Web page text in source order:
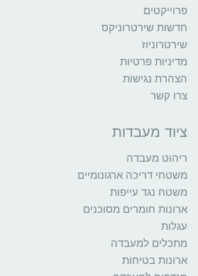
פרוייקטים
חדשות שירטרוניקס
שירטרוניוז
מדיניות פרטיות
הצהרת נגישות
צרו קשר
ציוד מעבדות
ריהוט מעבדה
משטחי דריכה ארגונומיים
משטח נגד עייפות
ארונות חומרים מסוכנים
עגלות
מתכלים למעבדה
ארונות בטיחות